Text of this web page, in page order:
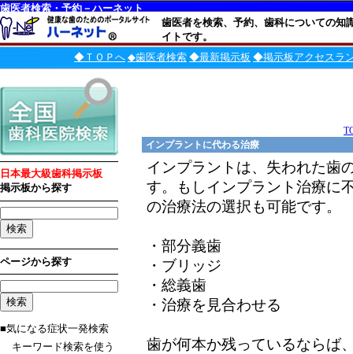
歯医者検索・予約－ハーネット
歯医者を検索、予約、歯科についての知
イトです。
◆ＴＯＰへ ◆歯医者検索 ◆最新掲示板 ◆掲示板アクセスラ
日本最大級歯科掲示板
掲示板から探す
ページから探す
■気になる症状一発検索
キーワード検索を使う
インプラントに代わる治療
インプラントは、失われた歯
す。もしインプラント治療に
の治療法の選択も可能です。
・部分義歯
・ブリッジ
・総義歯
・治療を見合わせる
歯が何本か残っているならば